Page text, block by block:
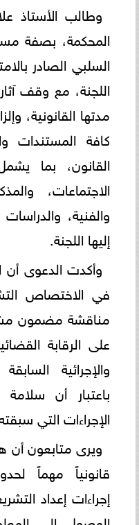
وطالب الأستاذ
المحكمة، بصفة
السلبي الصادر
اللجنة، مع وقف
مدتها القانونية،
كافة المستندات
القانون، بما
الاجتماعات،
والفنية،
إليها اللجنة.
وأكدت الدعوى
في الاختصاص
مناقشة مضمون
على الرقابة
والإجرائية
باعتبار أن
الإجراءات التي
ويرى متابعون أن
قانونياً مهماً
إجراءات إعداد